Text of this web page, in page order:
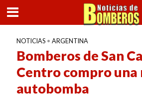
NOTICIAS • ARGENTINA
Bomberos de San
Centro compro una
autobomba